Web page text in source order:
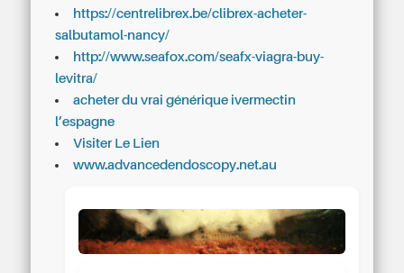
https://centrelibrex.be/clibrex-acheter-
salbutamol-nancy/
http://www.seafox.com/seafx-viagra-buy-
levitra/
acheter du vrai générique ivermectin
l’espagne
Visiter Le Lien
www.advancedendoscopy.net.au